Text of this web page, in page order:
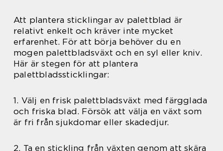
Att plantera sticklingar av palettblad är
relativt enkelt och kräver inte mycket
erfarenhet. För att börja behöver du en
mogen palettbladsväxt och en syl eller kniv.
Här är stegen för att plantera
palettbladssticklingar:
1. Välj en frisk palettbladsväxt med färgglada
och friska blad. Försök att välja en växt som
är fri från sjukdomar eller skadedjur.
2. Ta en stickling från växten genom att skära